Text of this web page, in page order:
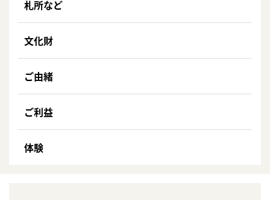
札所など
文化財
ご由緒
ご利益
体験